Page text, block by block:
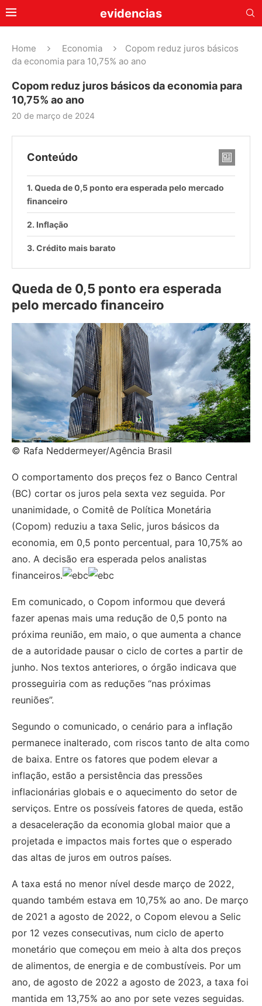
evidencias
Home Economia
Copom reduz juros básicos
da economia para 10,75% ao ano
Copom reduz juros básicos da economia para
10,75% ao ano
20 de março de 2024
Conteúdo
Queda de 0,5 ponto era esperada pelo mercado
financeiro
Inflação
Crédito mais barato
Queda de 0,5 ponto era esperada
pelo mercado financeiro
© Rafa Neddermeyer/Agência Brasil
O comportamento dos preços fez o Banco Central
(BC) cortar os juros pela sexta vez seguida. Por
unanimidade, o Comitê de Política Monetária
(Copom) reduziu a taxa Selic, juros básicos da
economia, em 0,5 ponto percentual, para 10,75% ao
ano. A decisão era esperada pelos analistas
financeiros.
Em comunicado, o Copom informou que deverá
fazer apenas mais uma redução de 0,5 ponto na
próxima reunião, em maio, o que aumenta a chance
de a autoridade pausar o ciclo de cortes a partir de
junho. Nos textos anteriores, o órgão indicava que
prosseguiria com as reduções “nas próximas
reuniões”.
Segundo o comunicado, o cenário para a inflação
permanece inalterado, com riscos tanto de alta como
de baixa. Entre os fatores que podem elevar a
inflação, estão a persistência das pressões
inflacionárias globais e o aquecimento do setor de
serviços. Entre os possíveis fatores de queda, estão
a desaceleração da economia global maior que a
projetada e impactos mais fortes que o esperado
das altas de juros em outros países.
A taxa está no menor nível desde março de 2022,
quando também estava em 10,75% ao ano. De março
de 2021 a agosto de 2022, o Copom elevou a Selic
por 12 vezes consecutivas, num ciclo de aperto
monetário que começou em meio à alta dos preços
de alimentos, de energia e de combustíveis. Por um
ano, de agosto de 2022 a agosto de 2023, a taxa foi
mantida em 13,75% ao ano por sete vezes seguidas.